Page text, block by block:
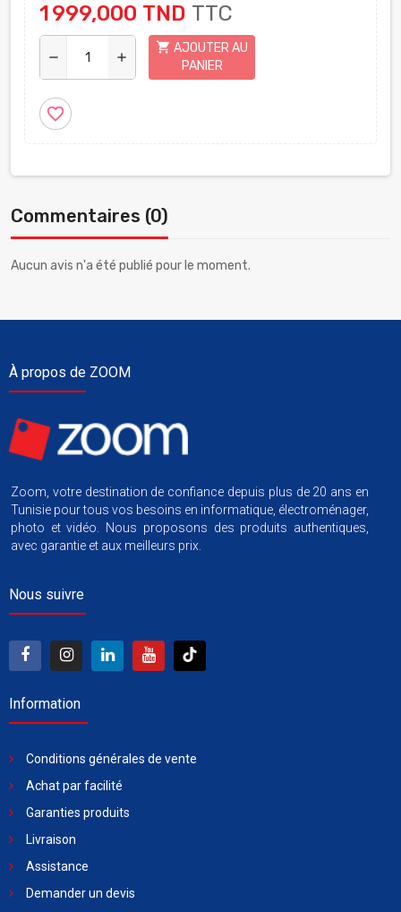
1 999,000 TND TTC
remove add
shopping_cart AJOUTER AU
PANIER
favorite_border
Commentaires (0)
Aucun avis n'a été publié pour le moment.
À propos de ZOOM
Zoom, votre destination de confiance depuis plus de 20 ans en
Tunisie pour tous vos besoins en informatique, électroménager,
photo et vidéo. Nous proposons des produits authentiques,
avec garantie et aux meilleurs prix.
Nous suivre
Information
Conditions générales de vente
Achat par facilité
Garanties produits
Livraison
Assistance
Demander un devis